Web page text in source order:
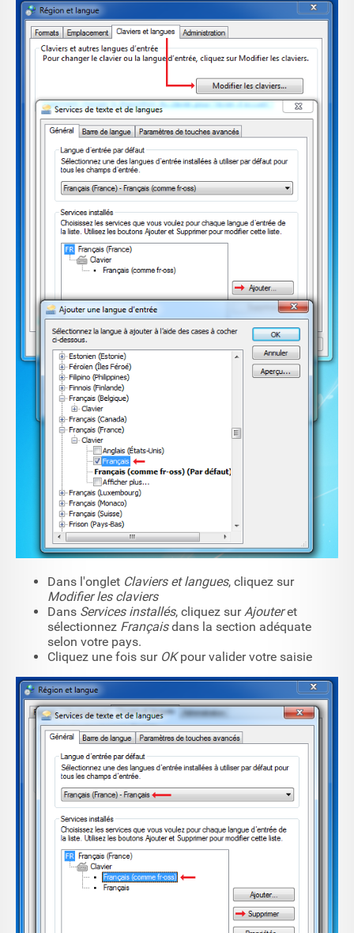
Dans l'onglet Claviers et langues, cliquez sur
Modifier les claviers
Dans Services installés, cliquez surAjouteret
sélectionnez Françaisdans la section adéquate
selon votre pays.
Cliquez une fois sur OKpour valider votre saisie